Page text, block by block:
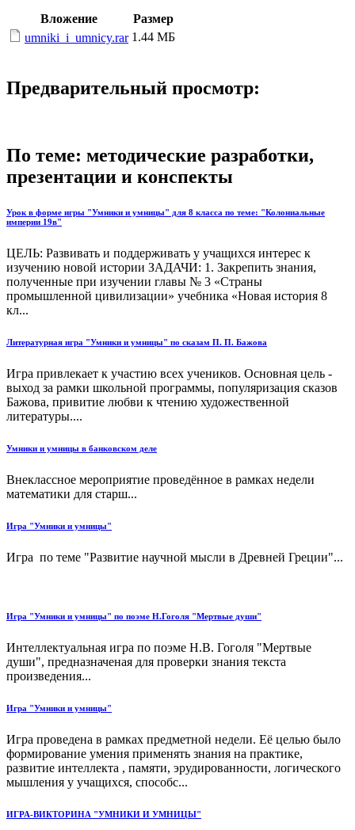
Вложение
Размер
umniki_i_umnicy.rar 1.44 МБ
Предварительный просмотр:
По теме: методические разработки,
презентации и конспекты
Урок в форме игры "Умники и умницы" для 8 класса по теме: "Колониальные
империи 19в"
ЦЕЛЬ: Развивать и поддерживать у учащихся интерес к
изучению новой истории ЗАДАЧИ: 1. Закрепить знания,
полученные при изучении главы № 3 «Страны
промышленной цивилизации» учебника «Новая история 8
кл...
Литературная игра "Умники и умницы" по сказам П. П. Бажова
Игра привлекает к участию всех учеников. Основная цель -
выход за рамки школьной программы, популяризация сказов
Бажова, привитие любви к чтению художественной
литературы....
Умники и умницы в банковском деле
Внеклассное мероприятие проведённое в рамках недели
математики для старш...
Игра "Умники и умницы"
Игра по теме "Развитие научной мысли в Древней Греции"...
Игра "Умники и умницы" по поэме Н.Гоголя "Мертвые души"
Интеллектуальная игра по поэме Н.В. Гоголя "Мертвые
души", предназначеная для проверки знания текста
произведения...
Игра "Умники и умницы"
Игра проведена в рамках предметной недели. Её целью было
формирование умения применять знания на практике,
развитие интеллекта , памяти, эрудированности, логического
мышления у учащихся, способс...
ИГРА-ВИКТОРИНА "УМНИКИ И УМНИЦЫ"